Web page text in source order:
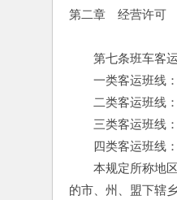
第二章　经营许可
第七条班车客运
一类客运班线：
二类客运班线：
三类客运班线：
四类客运班线：
本规定所称地区
的市、州、盟下辖